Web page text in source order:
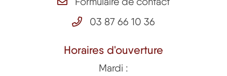
03 87 66 10 36
Horaires d'ouverture
Mardi :